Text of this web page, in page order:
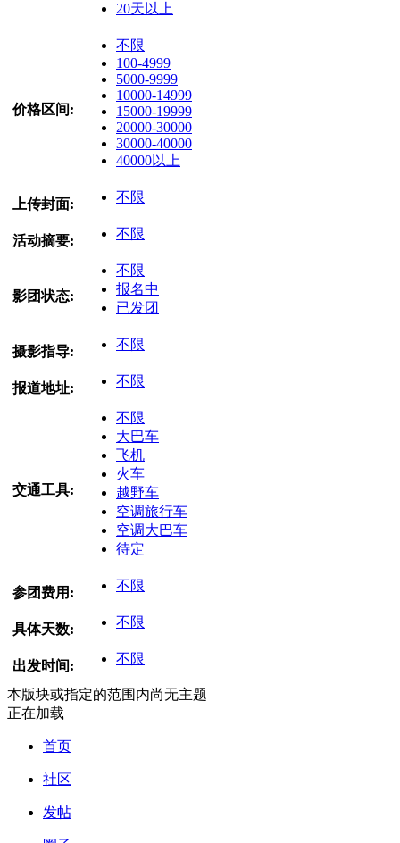
20天以上
价格区间:
不限
100-4999
5000-9999
10000-14999
15000-19999
20000-30000
30000-40000
40000以上
上传封面: 不限
活动摘要: 不限
影团状态:
不限
报名中
已发团
摄影指导: 不限
报道地址: 不限
交通工具:
不限
大巴车
飞机
火车
越野车
空调旅行车
空调大巴车
待定
参团费用: 不限
具体天数: 不限
出发时间: 不限
本版块或指定的范围内尚无主题
正在加载
首页
社区
发帖